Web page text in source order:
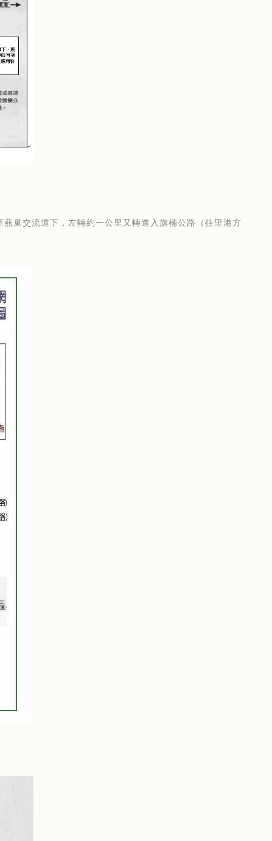
巢交流道下，左轉約一公里又轉進入旗楠公路（往里港方